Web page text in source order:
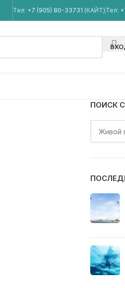
Тел: +7 (905) 80-33731 (КАЙТ) Тел:
ПОИСК